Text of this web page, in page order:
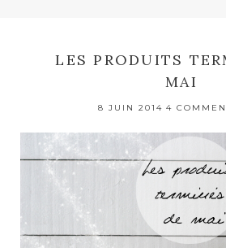
LES PRODUITS
MAI
8 JUIN 2014 4